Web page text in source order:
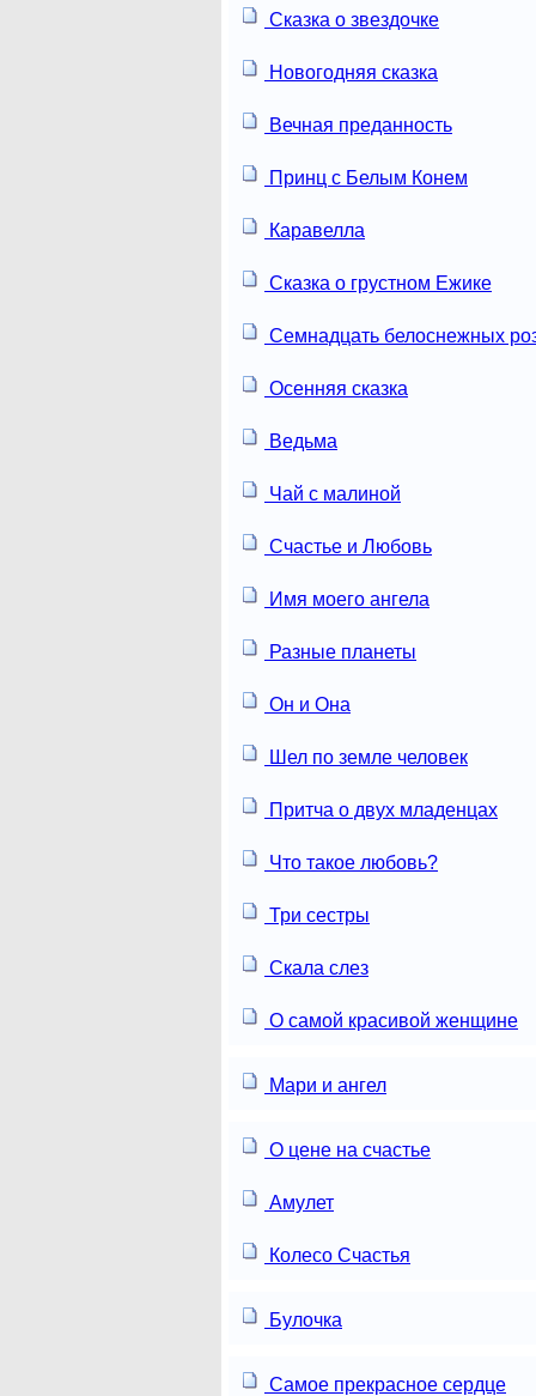
Сказка о звездочке
Новогодняя сказка
Вечная преданность
Принц с Белым Конем
Каравелла
Сказка о грустном Ежике
Семнадцать белоснежных
Осенняя сказка
Ведьма
Чай с малиной
Счастье и Любовь
Имя моего ангела
Разные планеты
Он и Она
Шел по земле человек
Притча о двух младенцах
Что такое любовь?
Три сестры
Скала слез
О самой красивой женщине
Мари и ангел
О цене на счастье
Амулет
Колесо Счастья
Булочка
Самое прекрасное сердце